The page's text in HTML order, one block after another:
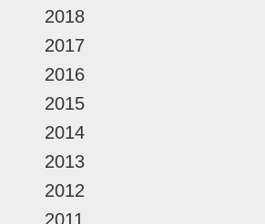
2018
2017
2016
2015
2014
2013
2012
2011